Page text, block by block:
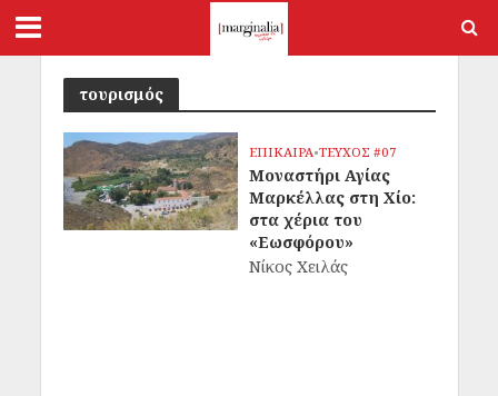
τουρισμός
ΕΠΙΚΑΙΡΑ•ΤΕΥΧΟΣ #07
Μοναστήρι Αγίας
Μαρκέλλας στη Χίο:
στα χέρια του
«Εωσφόρου»
Νίκος Χειλάς